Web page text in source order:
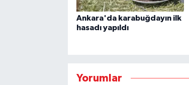
Ankara'da karabuğdayın ilk
hasadı yapıldı
Yorumlar